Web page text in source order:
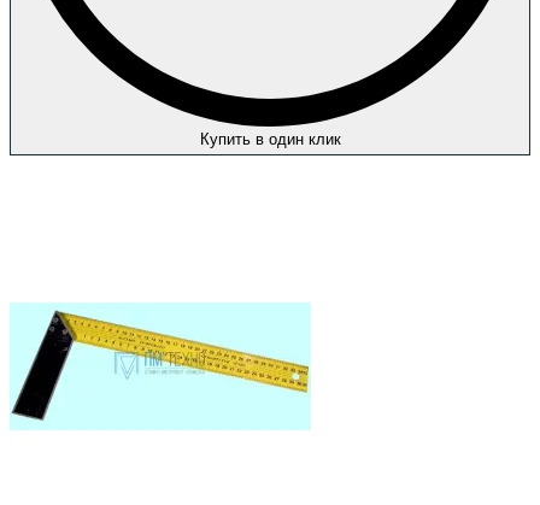
Купить в один клик